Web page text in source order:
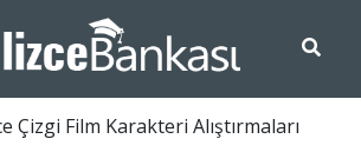
Çizgi Film Karakteri Alıştırmaları